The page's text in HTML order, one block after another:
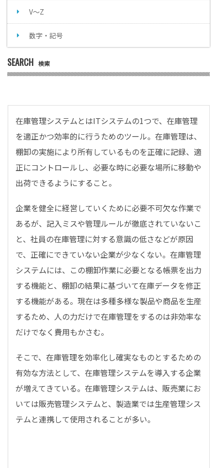
V～Z
数字・記号
SEARCH 検索
在庫管理システムとはITシステムの1つで、在庫管理
を適正かつ効率的に行うためのツール。在庫管理は、
棚卸の実施により所有しているものを正確に記録、適
正にコントロールし、必要な時に必要な場所に移動や
出荷できるようにすること。
企業を健全に経営していくために必要不可欠な作業で
あるが、記入ミスや管理ルールが徹底されていないこ
と、社員の在庫管理に対する意識の低さなどが原因
で、正確にできていない企業が少なくない。在庫管理
システムには、この棚卸作業に必要となる帳票を出力
する機能と、棚卸の結果に基づいて在庫データを修正
する機能がある。現在は多種多様な製品や商品を生産
するため、人の力だけで在庫管理をするのは非効率な
だけでなく費用もかさむ。
そこで、在庫管理を効率化し確実なものとするための
有効な方法として、在庫管理システムを導入する企業
が増えてきている。在庫管理システムは、販売業にお
いては販売管理システムと、製造業では生産管理シス
テムと連携して使用されることが多い。